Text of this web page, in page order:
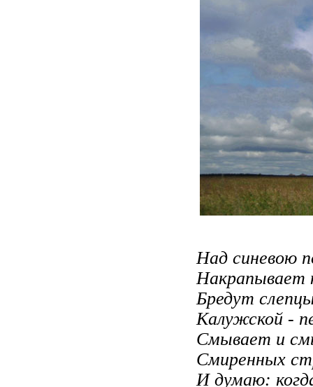
Над синевою
Накрапывает
Бредут
Калужской -
Смывает и
Смиренных
И думаю: